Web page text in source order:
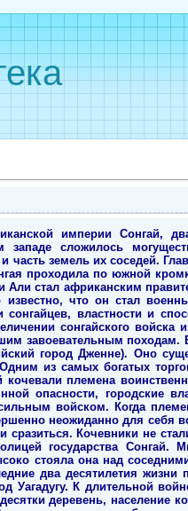
империи Сонгай,
сложилось
земель их соседей.
проходила по южной
стал африканским
что он стал
властности и
сонгайского войска
завоевательным походам.
город Дженне). Оно
из самых богатых
племена
опасности, городские
войском. Когда
неожиданно для себя
Кочевники не
государства Сонгай.
стояла она над
два десятилетия жизни
Уагадугу. К длительной
деревень, население